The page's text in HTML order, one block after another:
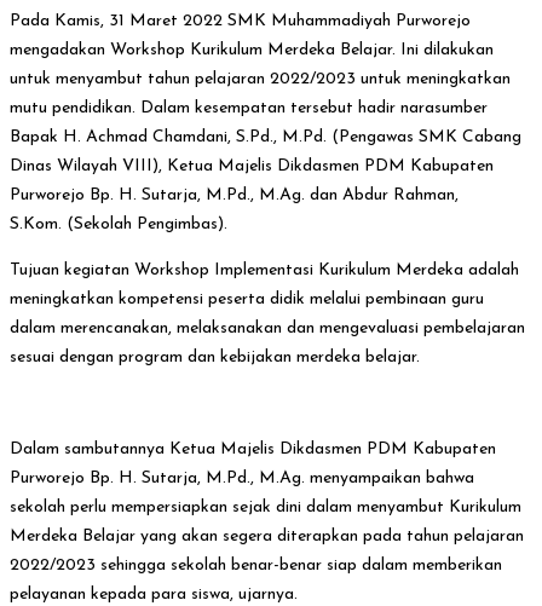
Pada Kamis, 31 Maret 2022 SMK Muhammadiyah Purworejo
mengadakan Workshop Kurikulum Merdeka Belajar. Ini dilakukan
untuk menyambut tahun pelajaran 2022/2023 untuk meningkatkan
mutu pendidikan. Dalam kesempatan tersebut hadir narasumber
Bapak H. Achmad Chamdani, S.Pd., M.Pd. (Pengawas SMK Cabang
Dinas Wilayah VIII), Ketua Majelis Dikdasmen PDM Kabupaten
Purworejo Bp. H. Sutarja, M.Pd., M.Ag. dan Abdur Rahman,
S.Kom. (Sekolah Pengimbas).
Tujuan kegiatan Workshop Implementasi Kurikulum Merdeka adalah
meningkatkan kompetensi peserta didik melalui pembinaan guru
dalam merencanakan, melaksanakan dan mengevaluasi pembelajaran
sesuai dengan program dan kebijakan merdeka belajar.
Dalam sambutannya Ketua Majelis Dikdasmen PDM Kabupaten
Purworejo Bp. H. Sutarja, M.Pd., M.Ag. menyampaikan bahwa
sekolah perlu mempersiapkan sejak dini dalam menyambut Kurikulum
Merdeka Belajar yang akan segera diterapkan pada tahun pelajaran
2022/2023 sehingga sekolah benar-benar siap dalam memberikan
pelayanan kepada para siswa, ujarnya.